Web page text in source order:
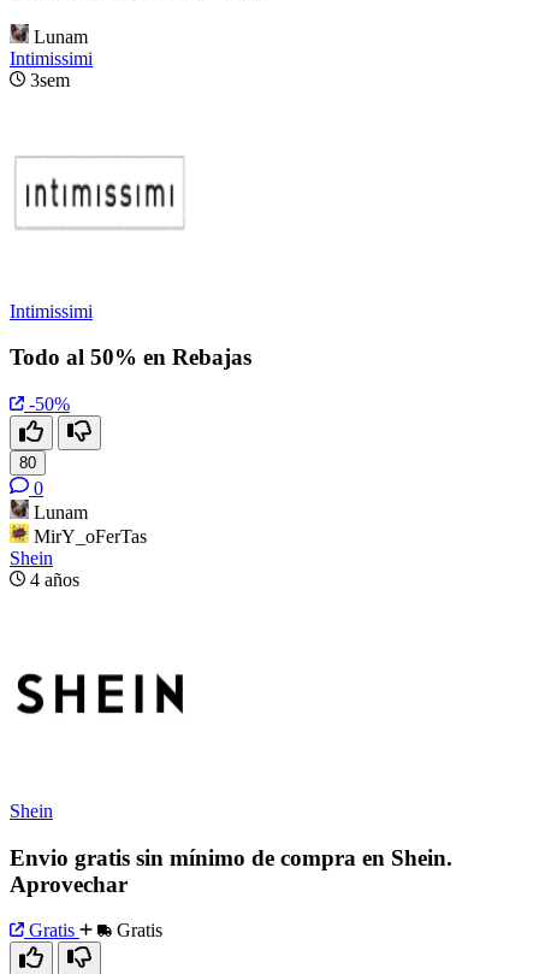
Lunam
Intimissimi
3sem
Intimissimi
Todo al 50% en Rebajas
-50%
80
0
Lunam
MirY_oFerTas
Shein
4 años
Shein
Envio gratis sin mínimo de compra en Shein.
Aprovechar
Gratis Gratis